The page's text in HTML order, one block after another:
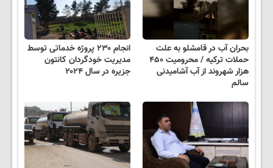
بحران آب در قامشلو به علت
حملات ترکیه / محرومیت ۴۵۰
هزار شهروند از آب آشامیدنی
سالم
انجام ۲۳۰ پروژه خدماتی توسط
مدیریت خودگردان کانتون
جزیره در سال ۲۰۲۴